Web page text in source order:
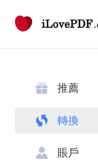
推薦
轉換
賬戶